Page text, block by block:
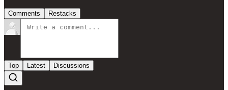
Comments Restacks
Top Latest Discussions